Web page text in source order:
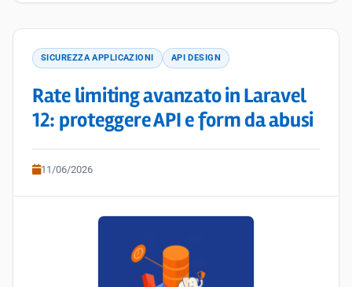
SICUREZZA APPLICAZIONI API DESIGN
Rate limiting avanzato in Laravel
12: proteggere API e form da abusi
11/06/2026